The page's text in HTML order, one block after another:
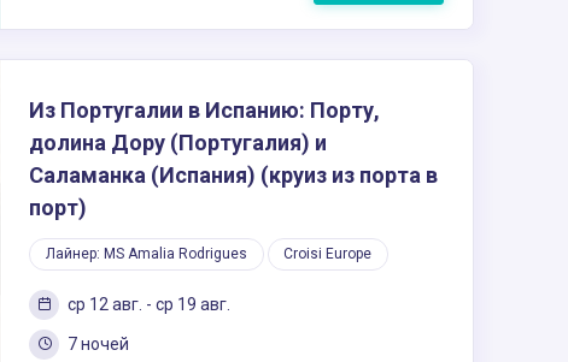
Из Португалии в Испанию: Порту,
долина Дору (Португалия) и
Саламанка (Испания) (круиз из порта в
порт)
Лайнер: MS Amalia Rodrigues Croisi Europe
ср 12 авг. - ср 19 авг.
7 ночей